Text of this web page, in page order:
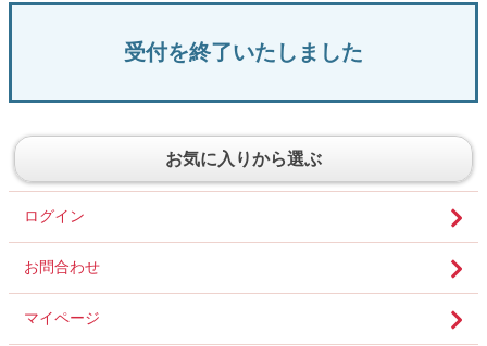
受付を終了いたしました
お気に入りから選ぶ
ログイン
お問合わせ
マイページ